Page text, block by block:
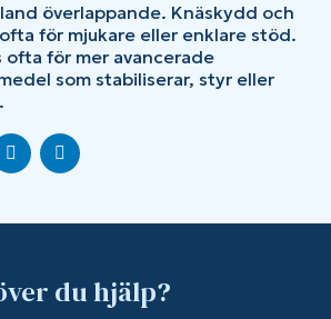
överlappande. Knäskydd och
för mjukare eller enklare stöd.
ofta för mer avancerade
som stabiliserar, styr eller
DELA
PÅ
LINKEDIN
PÅ
du hjälp?